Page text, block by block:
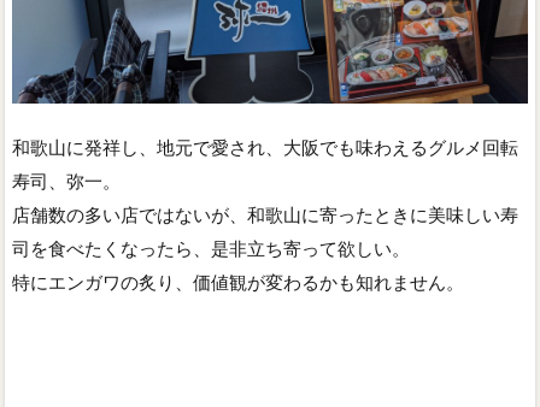
和歌山に発祥し、地元で愛され、大阪でも味わえるグルメ回転
寿司、弥一。
店舗数の多い店ではないが、和歌山に寄ったときに美味しい寿
司を食べたくなったら、是非立ち寄って欲しい。
特にエンガワの炙り、価値観が変わるかも知れません。